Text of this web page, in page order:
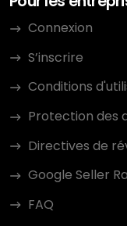
Connexion
S’inscrire
Conditions
Protection des
Directives de
Google Seller
FAQ